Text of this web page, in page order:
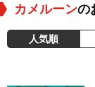
カメルーンの
人気順